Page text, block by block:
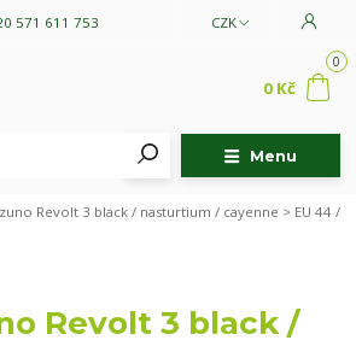
Menu
CZK
571 611 753
0
0 Kč
Revolt 3 black / nasturtium / cayenne > EU 44 /
Revolt 3 black /